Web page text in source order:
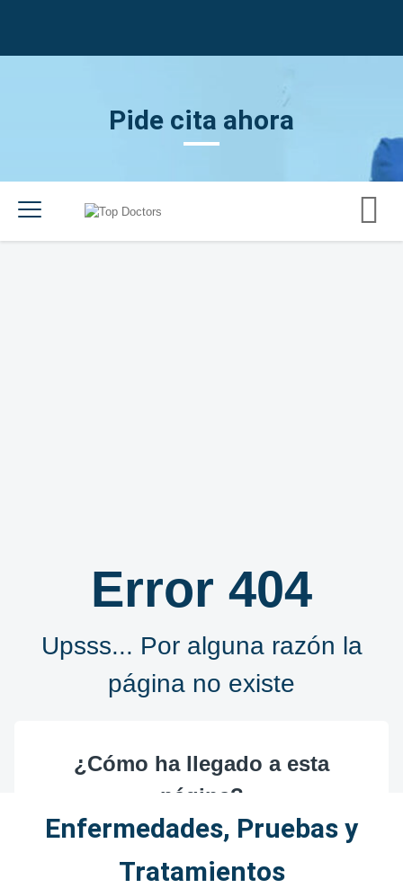
Pide cita ahora
Enfermedades, Pruebas y
Tratamientos